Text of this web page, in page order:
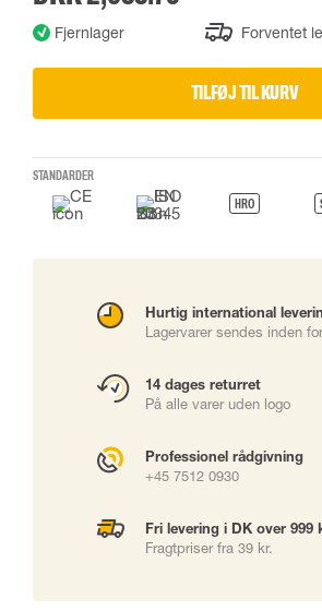
Fjernlager Forventet
TILFØJ TIL KURV
STANDARDER
HRO
Hurtig international
Lagervarer sendes inden
14 dages returret
På alle varer uden logo
Professionel rådgivning
+45 7512 0930
Fri levering i DK over 999
Fragtpriser fra 39 kr.